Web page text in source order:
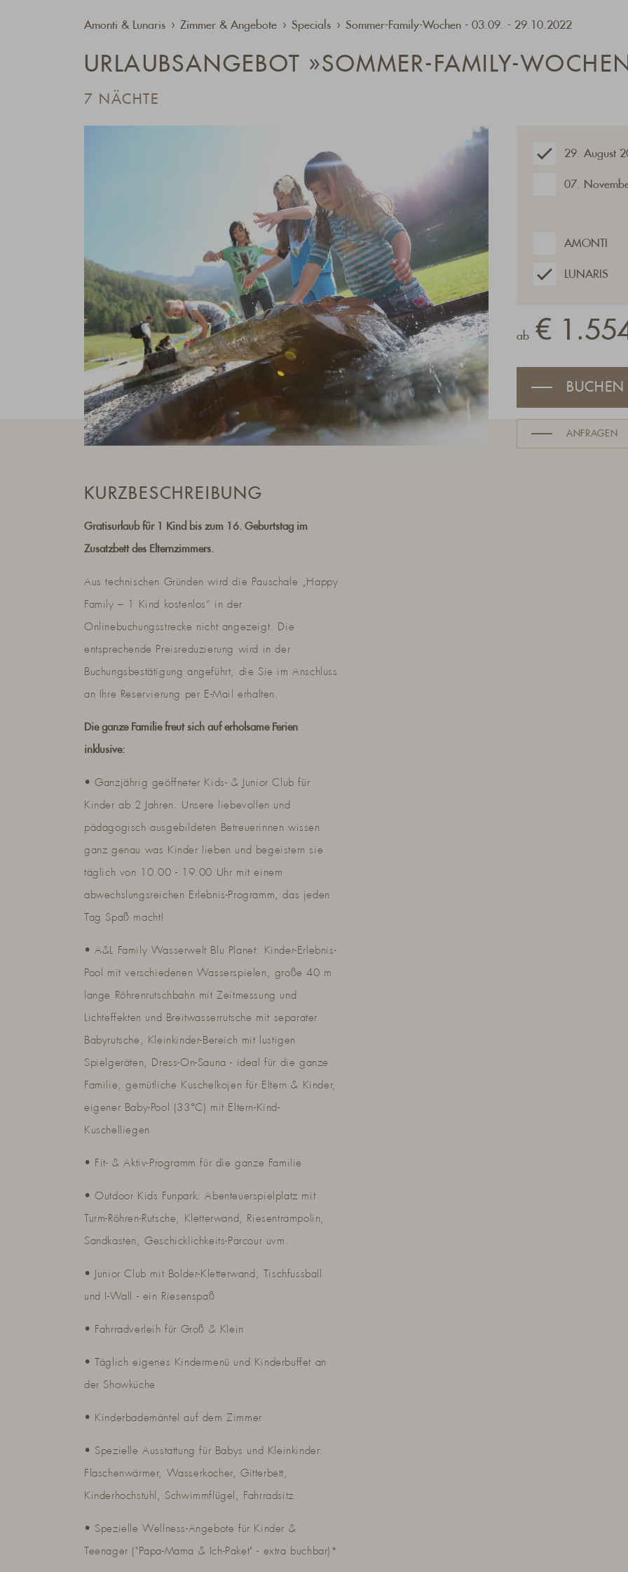
Amonti & Lunaris Zimmer & Angebote Specials Sommer-Family-Wochen - 03.09. - 29.10.2022
URLAUBSANGEBOT »SOMMER-FAMILY-
7 NÄCHTE
29. August
07.
AMONTI
LUNARIS
ab €
BUCHEN
ANFRAGEN
KURZBESCHREIBUNG
Gratisurlaub für 1 Kind bis zum 16. Geburtstag im
Zusatzbett des Elternzimmers.
Aus technischen Gründen wird die Pauschale „Happy
Family – 1 Kind kostenlos“ in der
Onlinebuchungsstrecke nicht angezeigt. Die
entsprechende Preisreduzierung wird in der
Buchungsbestätigung angeführt, die Sie im Anschluss
an Ihre Reservierung per E-Mail erhalten.
Die ganze Familie freut sich auf erholsame Ferien
inklusive:
• Ganzjährig geöffneter Kids- & Junior Club für
Kinder ab 2 Jahren. Unsere liebevollen und
pädagogisch ausgebildeten Betreuerinnen wissen
ganz genau was Kinder lieben und begeistern sie
täglich von 10.00 - 19.00 Uhr mit einem
abwechslungsreichen Erlebnis-Programm, das jeden
Tag Spaß macht!
• A&L Family Wasserwelt Blu Planet: Kinder-Erlebnis-
Pool mit verschiedenen Wasserspielen, große 40 m
lange Röhrenrutschbahn mit Zeitmessung und
Lichteffekten und Breitwasserrutsche mit separater
Babyrutsche, Kleinkinder-Bereich mit lustigen
Spielgeräten, Dress-On-Sauna - ideal für die ganze
Familie, gemütliche Kuschelkojen für Eltern & Kinder,
eigener Baby-Pool (33°C) mit Eltern-Kind-
Kuschelliegen
• Fit- & Aktiv-Programm für die ganze Familie
• Outdoor Kids Funpark: Abenteuerspielplatz mit
Turm-Röhren-Rutsche, Kletterwand, Riesentrampolin,
Sandkasten, Geschicklichkeits-Parcour uvm.
• Junior Club mit Bolder-Kletterwand, Tischfussball
und I-Wall - ein Riesenspaß
• Fahrradverleih für Groß & Klein
• Täglich eigenes Kindermenü und Kinderbuffet an
der Showküche
• Kinderbademäntel auf dem Zimmer
• Spezielle Ausstattung für Babys und Kleinkinder:
Flaschenwärmer, Wasserkocher, Gitterbett,
Kinderhochstuhl, Schwimmflügel, Fahrradsitz
• Spezielle Wellness-Angebote für Kinder &
Teenager ("Papa-Mama & Ich-Paket" - extra buchbar)*